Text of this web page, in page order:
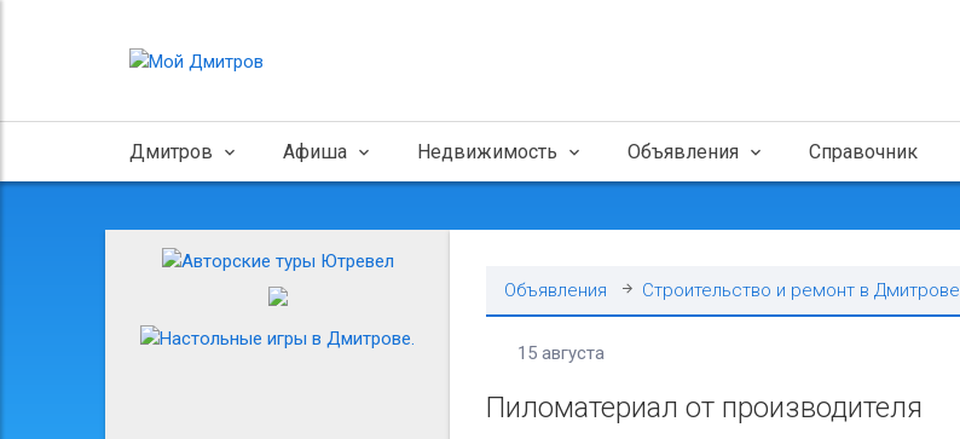
Дмитров Афиша Недвижимость Объявления Справочник
Объявления Строительство и ремонт в Дмитрове
15 августа
Пиломатериал от производителя